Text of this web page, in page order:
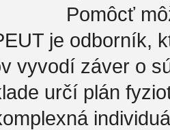
Pomôcť
je odborník,
vyvodí záver o
určí plán